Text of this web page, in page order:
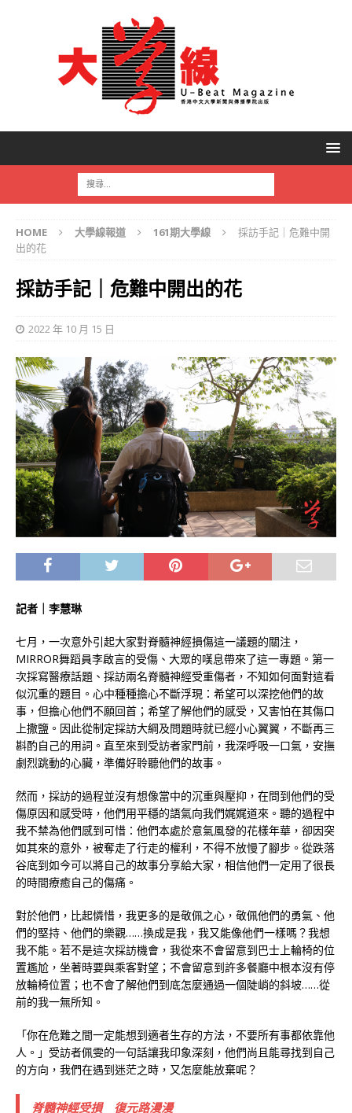
HOME 大學線報道 161期大學線
採訪手記｜危難中開
出的花
採訪手記｜危難中開出的花
2022 年 10 月 15 日
記者｜李慧琳
七月，一次意外引起大家對脊髓神經損傷這一議題的關注，
MIRROR舞蹈員李啟言的受傷、大眾的嘆息帶來了這一專題。第一
次採寫醫療話題、採訪兩名脊髓神經受重傷者，不知如何面對這看
似沉重的題目。心中種種擔心不斷浮現：希望可以深挖他們的故
事，但擔心他們不願回首；希望了解他們的感受，又害怕在其傷口
上撒鹽。因此從制定採訪大綱及問題時就已經小心翼翼，不斷再三
斟酌自己的用詞。直至來到受訪者家門前，我深呼吸一口氣，安撫
劇烈跳動的心臟，準備好聆聽他們的故事。
然而，採訪的過程並沒有想像當中的沉重與壓抑，在問到他們的受
傷原因和感受時，他們用平穩的語氣向我們娓娓道來。聽的過程中
我不禁為他們感到可惜：他們本處於意氣風發的花樣年華，卻因突
如其來的意外，被奪走了行走的權利，不得不放慢了腳步。從跌落
谷底到如今可以將自己的故事分享給大家，相信他們一定用了很長
的時間療癒自己的傷痛。
對於他們，比起憐惜，我更多的是敬佩之心，敬佩他們的勇氣、他
們的堅持、他們的樂觀……換成是我，我又能像他們一樣嗎？我想
我不能。若不是這次採訪機會，我從來不會留意到巴士上輪椅的位
置尷尬，坐著時要與乘客對望；不會留意到許多餐廳中根本沒有停
放輪椅位置；也不會了解他們到底怎麼通過一個陡峭的斜坡……從
前的我一無所知。
「你在危難之間一定能想到適者生存的方法，不要所有事都依靠他
人。」受訪者佩雯的一句話讓我印象深刻，他們尚且能尋找到自己
的方向，我們在遇到迷茫之時，又怎麼能放棄呢？
脊髓神經受損 復元路漫漫